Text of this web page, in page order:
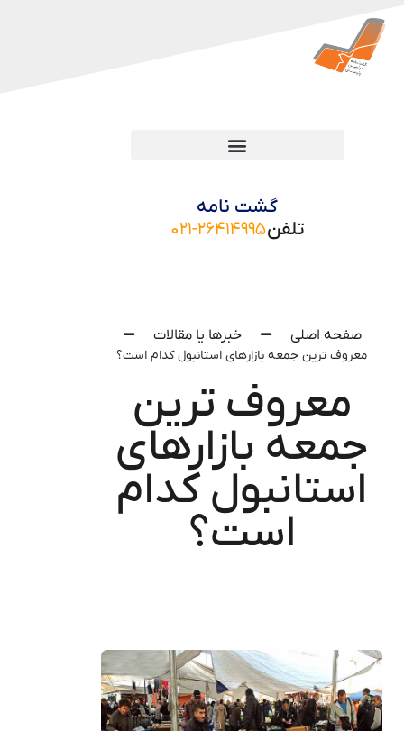
گشت نامه
تلفن۰۲۱-۲۶۴۱۴۹۹۵
صفحه اصلی خبرها یا مقالات
معروف‌ ترین جمعه‌ بازارهای استانبول کدام است؟
معروف‌ ترین
جمعه‌ بازارهای
استانبول کدام
است؟